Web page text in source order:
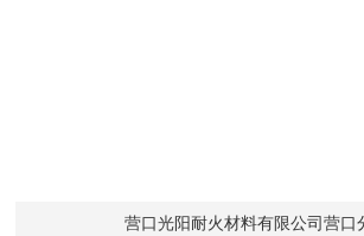
营口光阳耐火材料有限公司营口